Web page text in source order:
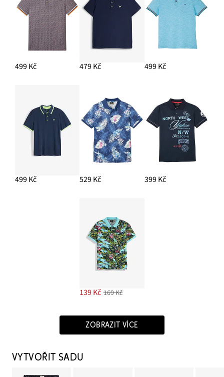
499 Kč 479 Kč 499 Kč
499 Kč 529 Kč 399 Kč
139 Kč 169 Kč
ZOBRAZIT VÍCE
VYTVOŘIT SADU